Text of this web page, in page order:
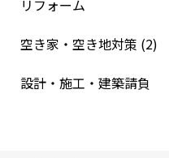
リフォーム
空き家・空き地対策 (2)
設計・施工・建築請負